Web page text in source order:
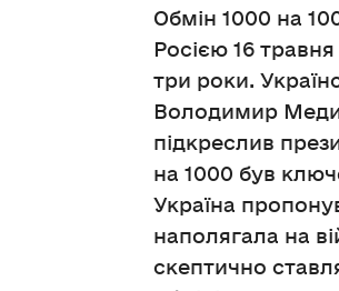
Обмін 1000 на
Росією 16
три роки.
Володимир
підкреслив
на 1000 був
Україна
наполягала на
скептично